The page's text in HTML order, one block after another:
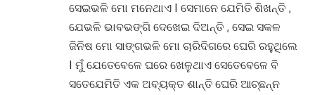
ସେଇଭଳି ମୋ ମନେଥାଏ I ସେମାନେ ଯେମିତି ଶିଖନ୍ତି ,
ଯେଭଳି ଭାବଭଙ୍ଗି ଦେଖେଇ ଦିଅନ୍ତି , ସେଇ ସକଳ
ଜିନିଷ ମୋ ସାଙ୍ଗଭଳି ମୋ ଚାରିଦିଗରେ ଘେରି ରହୁଥିଲେ
I ମୁଁ ଯେତେବେଳେ ଘରେ ଖେଳୁଥାଏ ସେତେବେଳେ ବି
ସତେଯେମିତି ଏକ ଅବ୍ୟକ୍ତ ଶାନ୍ତି ଘେରି ଆଚ୍ଛନ୍ନ